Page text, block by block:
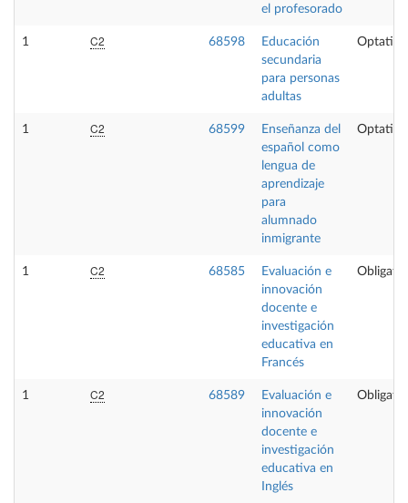
el profesorado
1 C2 68598
Educación
secundaria
para personas
adultas
Optativa
1 C2 68599
Enseñanza del
español como
lengua de
aprendizaje
para
alumnado
inmigrante
Optativa
1 C2 68585
Evaluación e
innovación
docente e
investigación
educativa en
Francés
1 C2 68589
Evaluación e
innovación
docente e
investigación
educativa en
Inglés